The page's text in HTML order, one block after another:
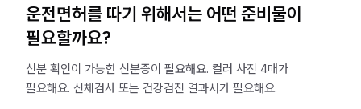
운전면허를 따기 위해서는 어떤 준비물이
필요할까요?
신분 확인이 가능한 신분증이 필요해요. 컬러 사진 4매가
필요해요. 신체검사 또는 건강검진 결과서가 필요해요.